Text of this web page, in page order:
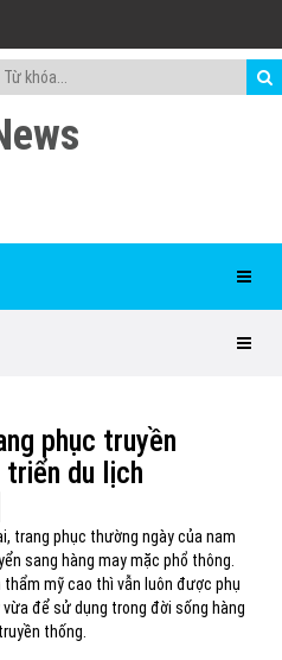
phục truyền
triển du lịch
trang phục thường ngày của nam
sang hàng may mặc phổ thông.
mỹ cao thì vẫn luôn được phụ
để sử dụng trong đời sống hàng
thống.